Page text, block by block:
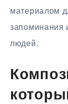
материалом
запоминания
людей.